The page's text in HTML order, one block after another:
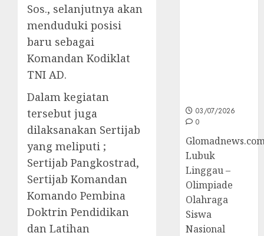
Sos., selanjutnya akan
menduduki posisi
baru sebagai
Komandan Kodiklat
TNI AD.
Dalam kegiatan
tersebut juga
dilaksanakan Sertijab
yang meliputi ;
Sertijab Pangkostrad,
Sertijab Komandan
Komando Pembina
Doktrin Pendidikan
dan Latihan
03/07/2026
0
Lubuk
Linggau –
Olimpiade
Olahraga
Siswa
Nasional